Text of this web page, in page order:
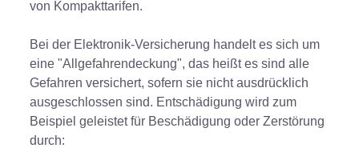
von Kompakttarifen.
Bei der Elektronik-Versicherung handelt es sich um
eine "Allgefahrendeckung", das heißt es sind alle
Gefahren versichert, sofern sie nicht ausdrücklich
ausgeschlossen sind. Entschädigung wird zum
Beispiel geleistet für Beschädigung oder Zerstörung
durch: